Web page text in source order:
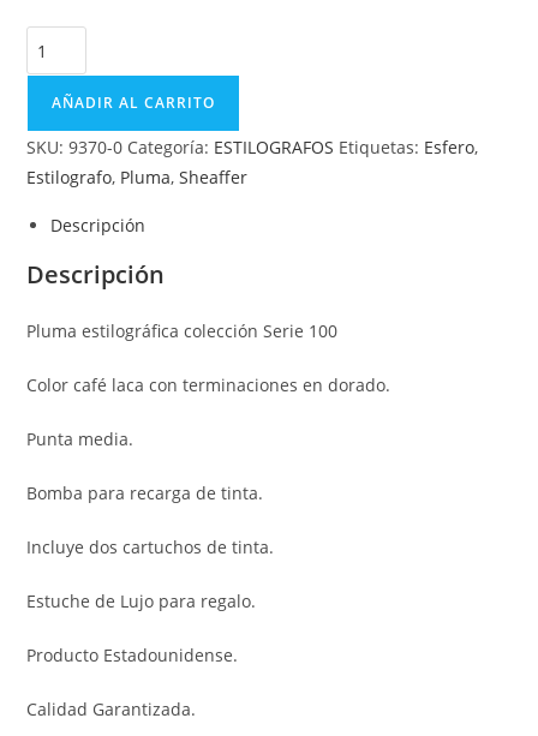
AÑADIR AL CARRITO
SKU:9370-0 Categoría: ESTILOGRAFOS Etiquetas: Esfero,
Estilografo, Pluma,Sheaffer
Descripción
Descripción
Pluma estilográfica colección Serie 100
Color café laca con terminaciones en dorado.
Punta media.
Bomba para recarga de tinta.
Incluye dos cartuchos de tinta.
Estuche de Lujo para regalo.
Producto Estadounidense.
Calidad Garantizada.